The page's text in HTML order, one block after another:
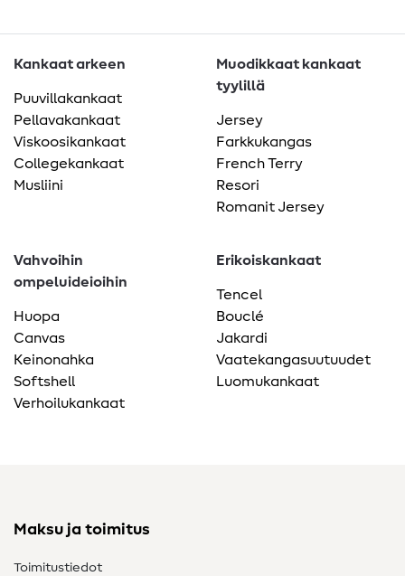
Kankaat arkeen
Puuvillakankaat
Pellavakankaat
Viskoosikankaat
Collegekankaat
Musliini
Muodikkaat kankaat
tyylillä
Jersey
Farkkukangas
French Terry
Resori
Romanit Jersey
Vahvoihin
ompeluideioihin
Huopa
Canvas
Keinonahka
Softshell
Verhoilukankaat
Erikoiskankaat
Tencel
Bouclé
Jakardi
Vaatekangasuutuudet
Luomukankaat
Maksu ja toimitus
Toimitustiedot